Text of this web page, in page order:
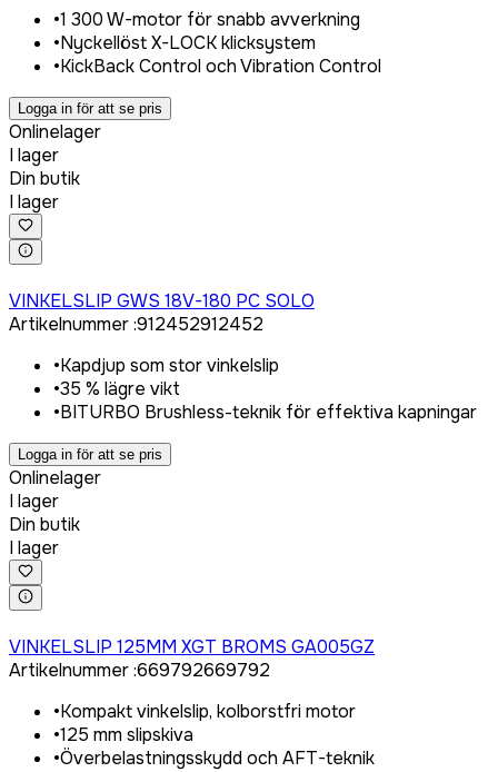
•1 300 W-motor för snabb avverkning
•Nyckellöst X-LOCK klicksystem
•KickBack Control och Vibration Control
Logga in för att se pris
Onlinelager
I lager
Din butik
I lager
VINKELSLIP GWS 18V-180 PC SOLO
Artikelnummer:912452912452
•Kapdjup som stor vinkelslip
•35 % lägre vikt
•BITURBO Brushless-teknik för effektiva kapningar
Logga in för att se pris
Onlinelager
I lager
Din butik
I lager
VINKELSLIP 125MM XGT BROMS GA005GZ
Artikelnummer:669792669792
•Kompakt vinkelslip, kolborstfri motor
•125 mm slipskiva
•Överbelastningsskydd och AFT-teknik